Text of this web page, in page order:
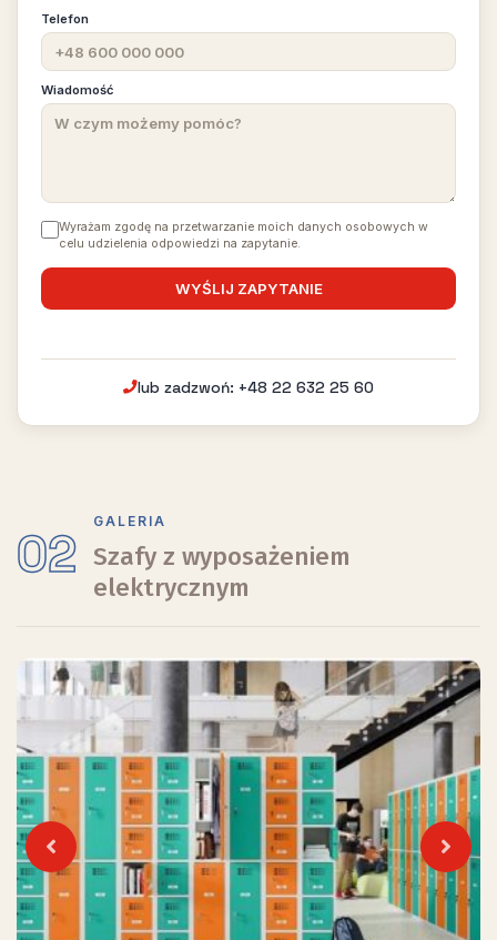
Telefon
Wiadomość
Wyrażam zgodę na przetwarzanie moich danych osobowych w
celu udzielenia odpowiedzi na zapytanie.
lub zadzwoń: +48 22 632 25 60
02
GALERIA
Szafy z wyposażeniem
elektrycznym
Previous Next